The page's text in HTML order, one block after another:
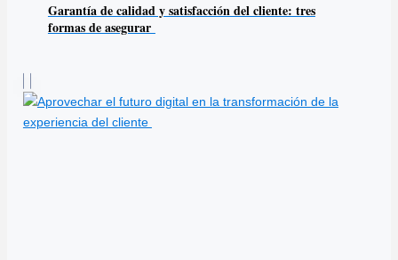
Garantía de calidad y satisfacción del cliente: tres
formas de asegurar